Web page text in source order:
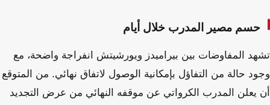
حسم مصير المدرب خلال أيام
تشهد المفاوضات بين بيراميدز ويورشيتش انفراجة واضحة، مع
وجود حالة من التفاؤل بإمكانية الوصول لاتفاق نهائي. من المتوقع
أن يعلن المدرب الكرواتي عن موقفه النهائي من عرض التجديد